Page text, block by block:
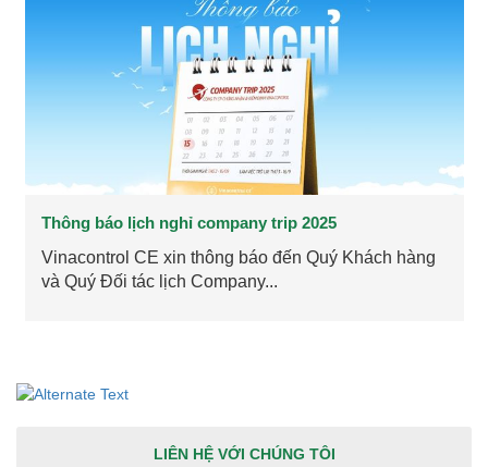
Thông báo lịch nghỉ company trip 2025
Vinacontrol CE xin thông báo đến Quý Khách hàng
và Quý Đối tác lịch Company...
LIÊN HỆ VỚI CHÚNG TÔI